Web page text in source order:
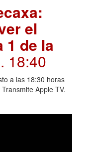
el
1 de la
. 18:40
a las 18:30 horas
Apple TV.